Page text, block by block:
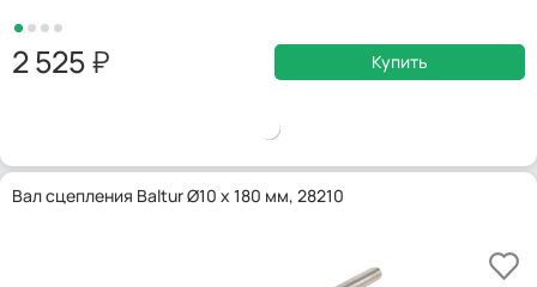
2 525 Купить
Вал сцепления Baltur Ø10 x 180 мм, 28210